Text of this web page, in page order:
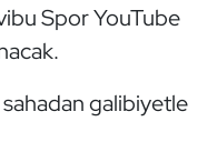
Spor YouTube
galibiyetle